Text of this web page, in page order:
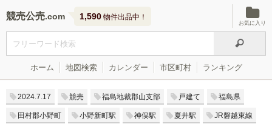
競売公売 1,590 物件出品中！
お気に入り
ホーム 地図検索 カレンダー 市区町村 ランキング
2024.7.17 競売 福島地裁郡山支部 戸建て 福島県
田村郡小野町 小野新町駅 神俣駅 夏井駅 JR磐越東線